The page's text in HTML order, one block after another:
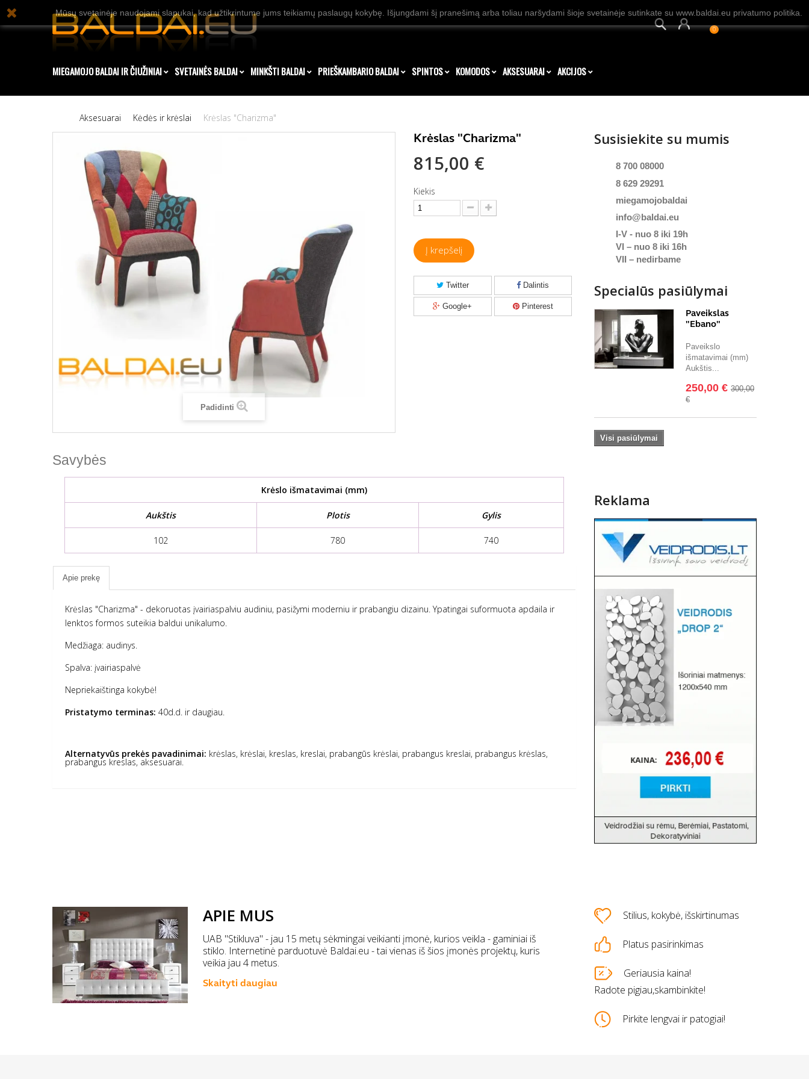
0
MIEGAMOJO BALDAI IR ČIUŽINIAI SVETAINĖS BALDAI MINKŠTI BALDAI PRIEŠKAMBARIO BALDAI SPINTOS KOMODOS AKSESUARAI AKCIJOS
Aksesuarai Kėdės ir krėslai Krėslas "Charizma"
Padidinti
Krėslas "Charizma"
815,00 €
Kiekis
Į krepšelį
Twitter Dalintis
Google+ Pinterest
Savybės
Krėslo išmatavimai (mm)
Aukštis Plotis Gylis
102 780 740
Apie prekę
Krėslas "Charizma" - dekoruotas įvairiaspalviu audiniu, pasižymi moderniu ir prabangiu dizainu. Ypatingai suformuota apdaila ir
lenktos formos suteikia baldui unikalumo.
Medžiaga: audinys.
Spalva: įvairiaspalvė
Nepriekaištinga kokybė!
Pristatymo terminas: 40d.d. ir daugiau.
Alternatyvūs prekės pavadinimai: krėslas, krėslai, kreslas, kreslai, prabangūs krėslai, prabangus kreslai, prabangus krėslas,
prabangus kreslas, aksesuarai.
Susisiekite su mumis
8 700 08000
8 629 29291
miegamojobaldai
info@baldai.eu
I-V - nuo 8 iki 19h
VI – nuo 8 iki 16h
VII – nedirbame
Specialūs pasiūlymai
Paveikslas
"Ebano"
Paveikslo
išmatavimai (mm)
Aukštis...
250,00 € 300,00
€
Visi pasiūlymai
Reklama
APIE MUS
UAB "Stikluva" - jau 15 metų sėkmingai veikianti įmonė, kurios veikla - gaminiai iš
stiklo. Internetinė parduotuvė Baldai.eu - tai vienas iš šios įmonės projektų, kuris
veikia jau 4 metus.
Skaityti daugiau
Stilius, kokybė, išskirtinumas
Platus pasirinkimas
Geriausia kaina!
Radote pigiau,skambinkite!
Pirkite lengvai ir patogiai!
Mūsų svetainėje naudojami slapukai, kad užtikrintume jums teikiamų paslaugų kokybę. Išjungdami šį pranešimą arba toliau naršydami šioje svetainėje sutinkate su www.baldai.eu privatumo politika.